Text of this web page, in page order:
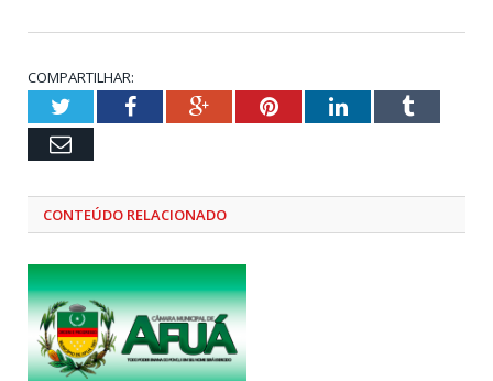
COMPARTILHAR:
TwitterFacebookGoogle+PinterestLinkedInTumblr
Email
CONTEÚDO RELACIONADO